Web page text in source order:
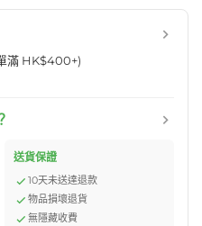
滿 HK$400+)
送貨保證
10天未送達退款
物品損壞退貨
無隱藏收費